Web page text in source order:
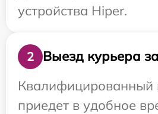
устройства Hiper.
2
Выезд курьера
Квалифицированный
приедет в удобное